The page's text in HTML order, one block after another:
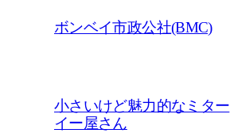
ボンベイ市政公社(BMC)
小さいけど魅力的なミター
イー屋さん